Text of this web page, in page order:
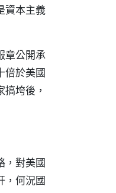
資本主義
章公開承
倍於美國
垮後，
，對美國
，何況國